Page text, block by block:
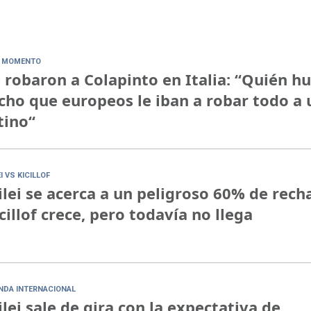
robaron a Colapinto en Italia: “Quién
que europeos le iban a robar todo a
VS KICILLOF
se acerca a un peligroso 60% de
crece, pero todavía no llega
INTERNACIONAL